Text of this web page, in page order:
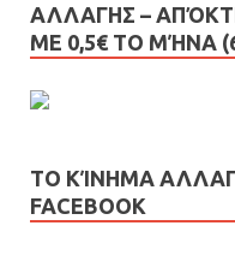
ΑΛΛΑΓΗΣ –
ΜΕ 0,5€ ΤΟ ΜΉΝΑ
ΤΟ ΚΊΝΗΜΑ
FACEBOOK